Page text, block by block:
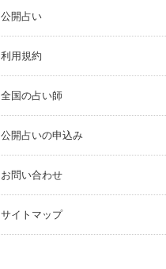
公開占い
利用規約
全国の占い師
公開占いの申込み
お問い合わせ
サイトマップ